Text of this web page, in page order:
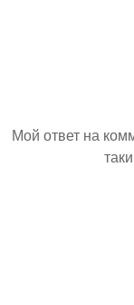
Мой ответ на